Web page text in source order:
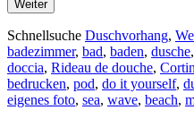
Weiter
Schnellsuche Duschvorhang,
badezimmer, bad, baden, dusche,
doccia, Rideau de douche,
bedrucken, pod, do it yourself,
eigenes foto, sea, wave, beach,